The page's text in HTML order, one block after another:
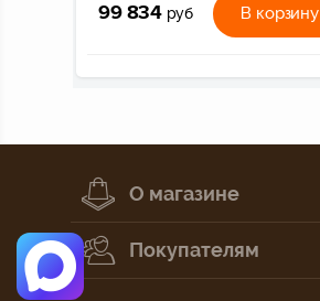
99 834 руб В корзину
О магазине
Покупателям